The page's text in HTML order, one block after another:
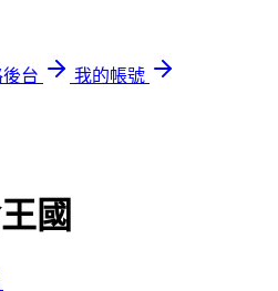
台
我的帳號
國